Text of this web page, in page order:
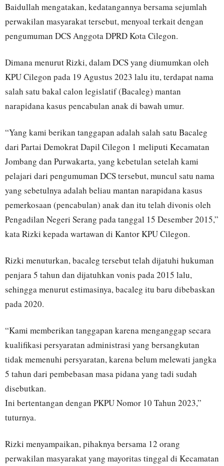
Baidullah mengatakan, kedatangannya bersama sejumlah
perwakilan masyarakat tersebut, menyoal terkait dengan
pengumuman DCS Anggota DPRD Kota Cilegon.
Dimana menurut Rizki, dalam DCS yang diumumkan oleh
KPU Cilegon pada 19 Agustus 2023 lalu itu, terdapat nama
salah satu bakal calon legislatif (Bacaleg) mantan
narapidana kasus pencabulan anak di bawah umur.
“Yang kami berikan tanggapan adalah salah satu Bacaleg
dari Partai Demokrat Dapil Cilegon 1 meliputi Kecamatan
Jombang dan Purwakarta, yang kebetulan setelah kami
pelajari dari pengumuman DCS tersebut, muncul satu nama
yang sebetulnya adalah beliau mantan narapidana kasus
pemerkosaan (pencabulan) anak dan itu telah divonis oleh
Pengadilan Negeri Serang pada tanggal 15 Desember 2015,”
kata Rizki kepada wartawan di Kantor KPU Cilegon.
Rizki menuturkan, bacaleg tersebut telah dijatuhi hukuman
penjara 5 tahun dan dijatuhkan vonis pada 2015 lalu,
sehingga menurut estimasinya, bacaleg itu baru dibebaskan
pada 2020.
“Kami memberikan tanggapan karena menganggap secara
kualifikasi persyaratan administrasi yang bersangkutan
tidak memenuhi persyaratan, karena belum melewati jangka
5 tahun dari pembebasan masa pidana yang tadi sudah
disebutkan.
Ini bertentangan dengan PKPU Nomor 10 Tahun 2023,”
tuturnya.
Rizki menyampaikan, pihaknya bersama 12 orang
perwakilan masyarakat yang mayoritas tinggal di Kecamatan